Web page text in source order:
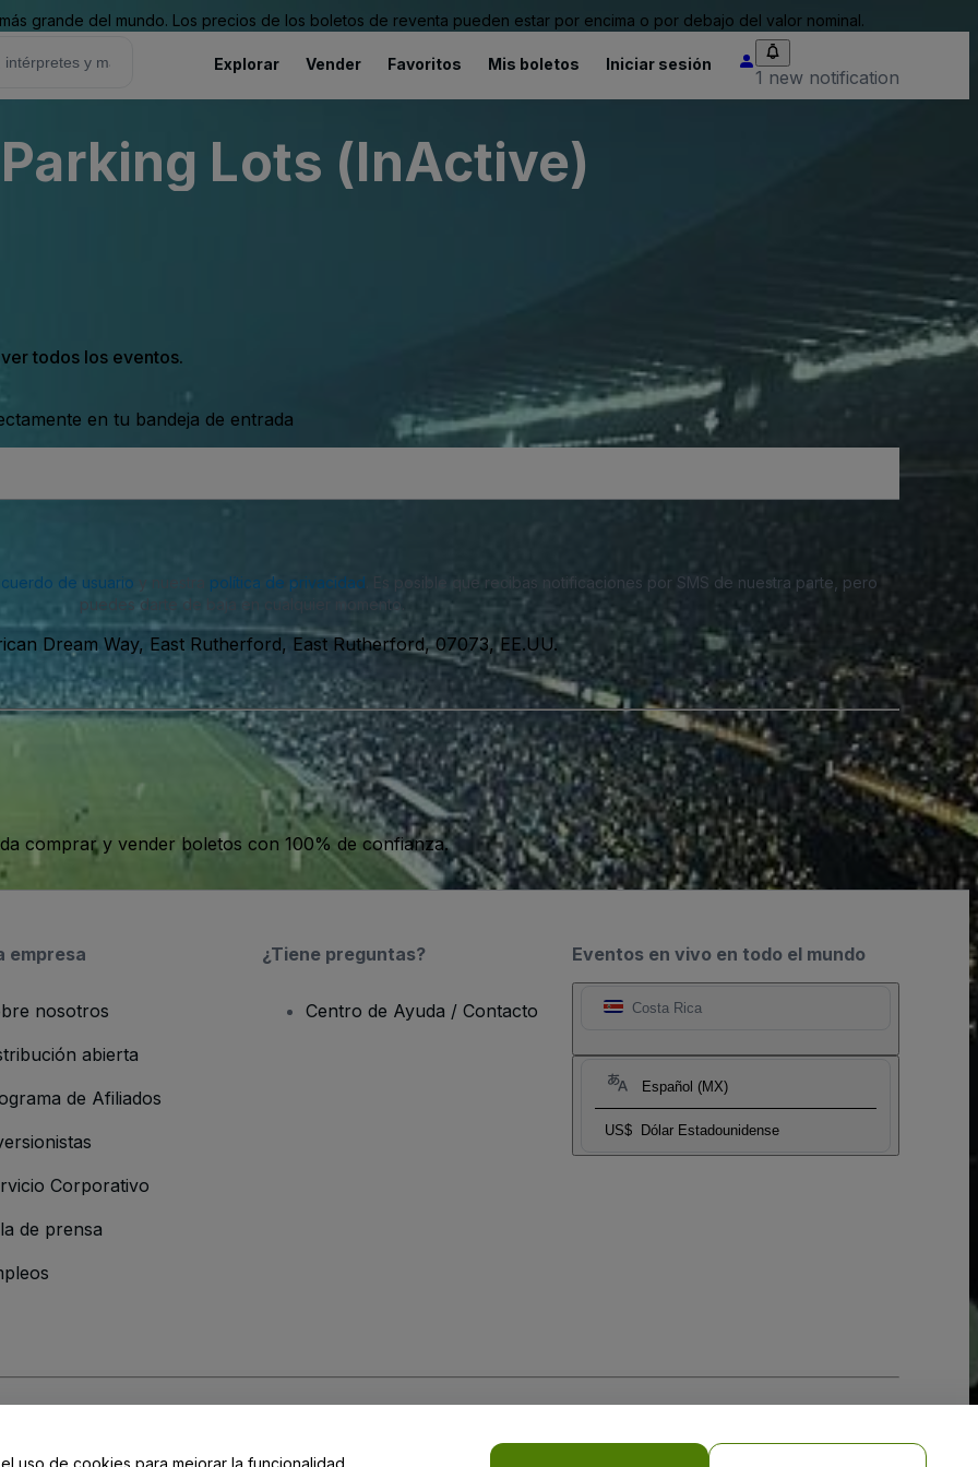
grande del mundo. Los precios de los boletos de reventa pueden estar por encima o por debajo del valor nominal.
Explorar Vender Favoritos Mis boletos Iniciar sesión
1 new notification
Lots (InActive)
todos los eventos.
en tu bandeja de entrada
de usuario política de privacidad . Es posible que recibas notificaciones por SMS de nuestra parte, pero
puedes darte de baja en cualquier momento.
Dream Way, East Rutherford, East Rutherford, 07073, EE.UU.
comprar y vender boletos con 100% de confianza.
Eventos en vivo en todo el mundo
Costa Rica
Español (MX)
US$ Dólar Estadounidense
empresa
nosotros
abierta
de Afiliados
Corporativo
de prensa
¿Tiene preguntas?
Centro de Ayuda / Contacto
y de laPolítica de Privacidad para Móviles
uso de cookies para mejorar la funcionalidad